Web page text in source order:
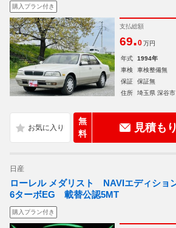
購入プラン付き
支払総額
69.0 万円
年式 1994年
車検
車検整備無
保証
保証無
住所
埼玉県 深谷市
無
料
見積も
日産
ローレル メダリスト NAVIエディショ
6ターボEG 載替公認5MT
購入プラン付き